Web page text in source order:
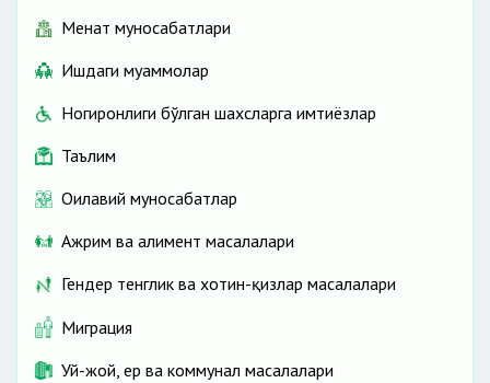
Меҳнат муносабатлари
Ишдаги муаммолар
Ногиронлиги бўлган шахсларга имтиёзлар
Таълим
Оилавий муносабатлар
Ажрим ва алимент масалалари
Гендер тенглик ва хотин-қизлар масалалари
Миграция
Уй-жой, ер ва коммунал масалалари